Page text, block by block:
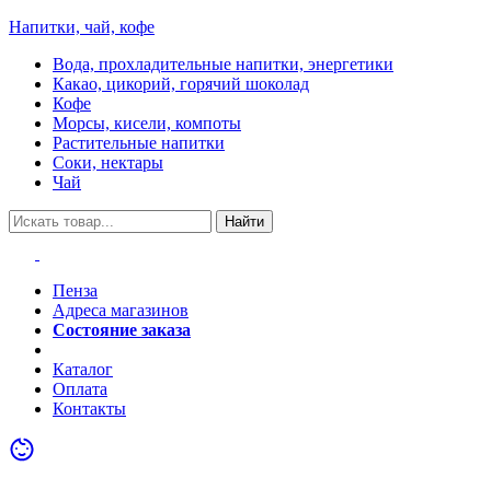
Напитки, чай, кофе
Вода, прохладительные напитки, энергетики
Какао, цикорий, горячий шоколад
Кофе
Морсы, кисели, компоты
Растительные напитки
Соки, нектары
Чай
Найти
Пенза
Адреса магазинов
Состояние заказа
Каталог
Оплата
Контакты